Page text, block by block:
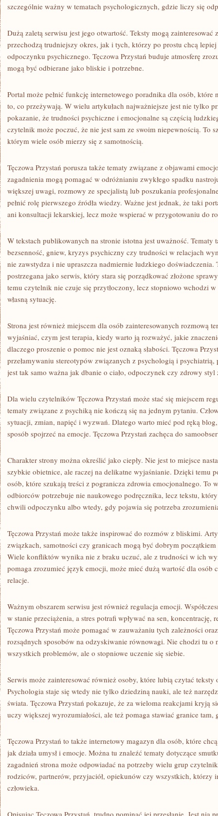
szczególnie ważny w tematach psychologicznych, gdzie liczy się
Dużą zaletą serwisu jest jego otwartość. Teksty mogą zainteresować
przechodzą trudniejszy okres, jak i tych, którzy po prostu chcą
odpoczynku psychicznego. Tęczowa Przystań buduje atmosferę
mogą być odbierane jako bliskie i potrzebne.
Portal może pełnić funkcję internetowego poradnika dla osób, które
to, co przeżywają. W wielu artykułach najważniejsze jest nie tylko
pokazanie, że trudności psychiczne i emocjonalne są częścią
czytelnik może poczuć, że nie jest sam ze swoim niepewnością. To
którym wiele osób mierzy się z samotnością.
Tęczowa Przystań porusza także tematy związane z objawami
zagadnienia mogą pomagać w odróżnianiu zwykłego spadku
większej uwagi, rozmowy ze specjalistą lub poszukania
pełnić rolę pierwszego źródła wiedzy. Ważne jest jednak, że taki
ani konsultacji lekarskiej, lecz może wspierać w przygotowaniu do
W tekstach publikowanych na stronie istotna jest uważność. Tematy
bezsenność, gniew, kryzys psychiczny czy trudności w relacjach
nie zawstydza i nie upraszcza nadmiernie ludzkiego doświadczenia.
postrzegana jako serwis, który stara się porządkować złożone
temu czytelnik nie czuje się przytłoczony, lecz stopniowo wchodzi
własną sytuację.
Strona jest również miejscem dla osób zainteresowanych rozmową
wyjaśniać, czym jest terapia, kiedy warto ją rozważyć, jakie
dlaczego proszenie o pomoc nie jest oznaką słabości. Tęczowa
przełamywaniu stereotypów związanych z psychologią i
jest tak samo ważna jak dbanie o ciało, odpoczynek czy zdrowy
Dla wielu czytelników Tęczowa Przystań może stać się miejscem
tematy związane z psychiką nie kończą się na jednym pytaniu.
sytuacji, zmian, napięć i wyzwań. Dlatego warto mieć pod ręką
sposób spojrzeć na emocje. Tęczowa Przystań zachęca do
Charakter strony można określić jako ciepły. Nie jest to miejsce
szybkie obietnice, ale raczej na delikatne wyjaśnianie. Dzięki temu
osób, które szukają treści z pogranicza zdrowia emocjonalnego. To
odbiorców potrzebuje nie naukowego podręcznika, lecz tekstu,
chwili odpoczynku albo wtedy, gdy pojawia się potrzeba
Tęczowa Przystań może także inspirować do rozmów z bliskimi.
związkach, samotności czy granicach mogą być dobrym
Wiele konfliktów wynika nie z braku uczuć, ale z trudności w ich
pomaga zrozumieć język emocji, może mieć dużą wartość dla osób
relacje.
Ważnym obszarem serwisu jest również regulacja emocji.
w stanie przeciążenia, a stres potrafi wpływać na sen, koncentrację,
Tęczowa Przystań może pomagać w zauważaniu tych zależności
rozsądnych sposobów na odzyskiwanie równowagi. Nie chodzi tu o
wszystkich problemów, ale o stopniowe uczenie się siebie.
Serwis może zainteresować również osoby, które lubią czytać teksty
Psychologia staje się wtedy nie tylko dziedziną nauki, ale też
świata. Tęczowa Przystań pokazuje, że za wieloma reakcjami kryją
uczy większej wyrozumiałości, ale też pomaga stawiać granice tam,
Tęczowa Przystań to także internetowy magazyn dla osób, które
jak działa umysł i emocje. Można tu znaleźć tematy dotyczące
zagadnień strona może odpowiadać na potrzeby wielu grup
rodziców, partnerów, przyjaciół, opiekunów czy wszystkich, którzy
człowieka.
Opisując Tęczową Przystań, trudno pominąć jej przesłanie. Jest nią